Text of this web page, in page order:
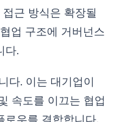
근 방식은 확장될
업 구조에 거버넌스
다.
다. 이는 대기업이
속도를 이끄는 협업
로우를 결합합니다.